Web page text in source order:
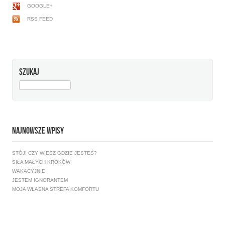
GOOGLE+
RSS FEED
SZUKAJ
SZUKAJ:
NAJNOWSZE WPISY
STÓJ! CZY WIESZ GDZIE JESTEŚ?
SIŁA MAŁYCH KROKÓW
WAKACYJNIE
JESTEM IGNORANTEM
MOJA WŁASNA STREFA KOMFORTU